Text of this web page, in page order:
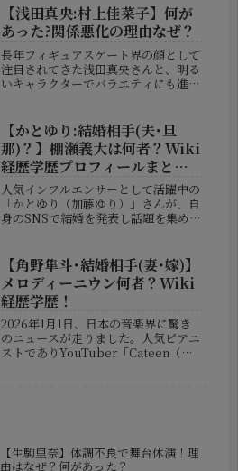
されたのです。ファンや業界関係者か
らは惜しむ声が相次ぎ、改めて...
【浅田真央:村上佳菜子】何が
あった?関係悪化の理由なぜ？
長年フィギュアスケート界の顔として
注目されてきた浅田真央さんと、明る
いキャラクターでバラエティにも進出
ど仲睦まじい関係が話題でした。しか
し、近年ネット上では「最近、この二
人あ...
【かとゆり:結婚相手(夫･旦
那)？】棚瀬義大は何者？Wiki
経歴学歴プロフィールまと
め！
人気インフルエンサーとして活躍中の
「かとゆり（加藤ゆり）」さんが、自
身のSNSで結婚を発表し話題を集めて
び交う中、「お相手はいったい誰なの
か？」という点に注目が集まってい
ま...
【角野隼斗･結婚相手(妻･嫁)】
メロディーニウン何者？Wiki
経歴学歴！
2026年1月1日、日本の音楽界に驚き
のニュースが走りました。人気ピアニ
ストでありYouTuber「Cateen（か
【生駒里奈】体調不良で舞台休演！理
由はなぜ？何があった？